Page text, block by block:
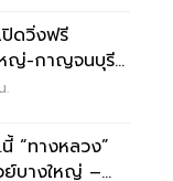
หญ่-กาญจนบุรี”
.
“ทางหลวง”
ย์บางใหญ่ –